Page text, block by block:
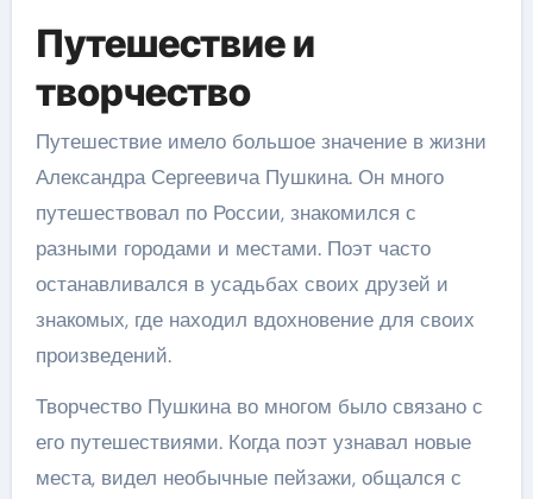
Путешествие и
творчество
Путешествие имело большое значение в жизни
Александра Сергеевича Пушкина. Он много
путешествовал по России, знакомился с
разными городами и местами. Поэт часто
останавливался в усадьбах своих друзей и
знакомых, где находил вдохновение для своих
произведений.
Творчество Пушкина во многом было связано с
его путешествиями. Когда поэт узнавал новые
места, видел необычные пейзажи, общался с